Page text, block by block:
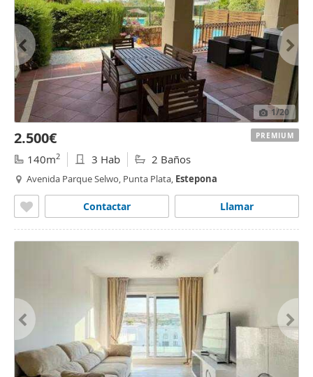
1/20
2.500€
140m2 3 Hab 2 Baños
Avenida Parque Selwo, Punta Plata, Estepona
Llamar
Contactar
PREMIUM